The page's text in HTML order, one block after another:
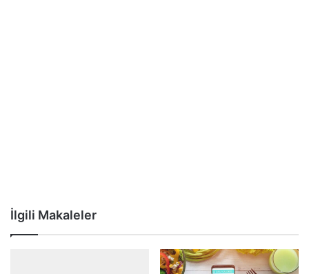
İlgili Makaleler